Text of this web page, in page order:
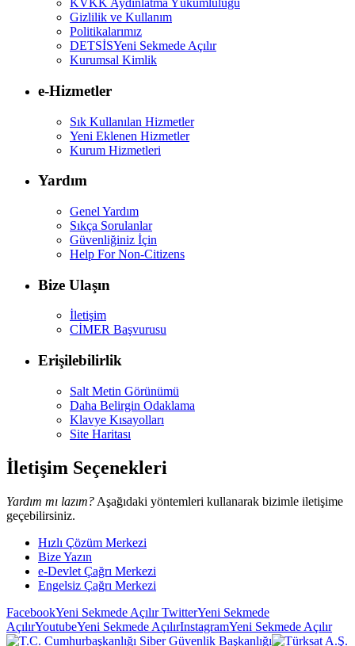
KVKK Aydınlatma Yükümlülüğü
Gizlilik ve Kullanım
Politikalarımız
DETSİSYeni Sekmede Açılır
Kurumsal Kimlik
e-Hizmetler
Sık Kullanılan Hizmetler
Yeni Eklenen Hizmetler
Kurum Hizmetleri
Yardım
Genel Yardım
Sıkça Sorulanlar
Güvenliğiniz İçin
Help For Non-Citizens
Bize Ulaşın
İletişim
CİMER Başvurusu
Erişilebilirlik
Salt Metin Görünümü
Daha Belirgin Odaklama
Klavye Kısayolları
Site Haritası
İletişim Seçenekleri
Yardım mı lazım? Aşağıdaki yöntemleri kullanarak bizimle iletişime
geçebilirsiniz.
Hızlı Çözüm Merkezi
Bize Yazın
e-Devlet Çağrı Merkezi
Engelsiz Çağrı Merkezi
FacebookYeni Sekmede AçılırTwitterYeni Sekmede
AçılırYoutubeYeni Sekmede AçılırInstagramYeni Sekmede Açılır